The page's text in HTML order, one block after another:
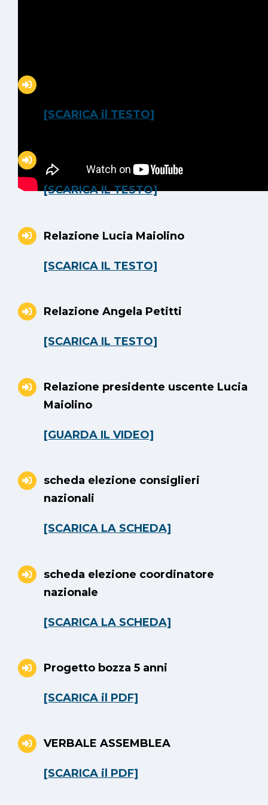
[SCARICA il TESTO]
[SCARICA IL TESTO]
Relazione Lucia Maiolino
[SCARICA IL TESTO]
Relazione Angela Petitti
[SCARICA IL TESTO]
Relazione presidente uscente Lucia
Maiolino
[GUARDA IL VIDEO]
scheda elezione consiglieri
nazionali
[SCARICA LA SCHEDA]
scheda elezione coordinatore
nazionale
[SCARICA LA SCHEDA]
Progetto bozza 5 anni
[SCARICA il PDF]
VERBALE ASSEMBLEA
[SCARICA il PDF]